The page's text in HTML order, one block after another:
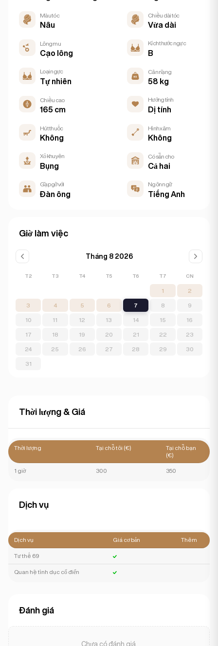
Màu tóc
Nâu
Chiều dài tóc
Vừa dài
Lông mu
Cạo lông
Kích thước ngực
B
Loại ngực
Tự nhiên
Cân nặng
58 kg
Chiều cao
165 cm
Hướng tính
Dị tính
Hút thuốc
Không
Hình xăm
Không
Xỏ khuyên
Bụng
Có sẵn cho
Cả hai
Gặp gỡ với
Đàn ông
Ngôn ngữ
Tiếng Anh
Giờ làm việc
Tháng 8 2026
T2 T3 T4 T5 T6 T7 CN
1 2
3 4 5 6 7 8 9
10 11 12 13 14 15 16
17 18 19 20 21 22 23
24 25 26 27 28 29 30
31
Thời lượng & Giá
Thời lượng Tại chỗ tôi (€)
Tại chỗ bạn
(€)
1 giờ 300 350
Dịch vụ
Dịch vụ Giá cơ bản Thêm
Tư thế 69
Quan hệ tình dục cổ điển
Đánh giá
Chưa có đánh giá.